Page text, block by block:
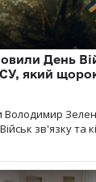
День
який
Володимир
зв'язку та